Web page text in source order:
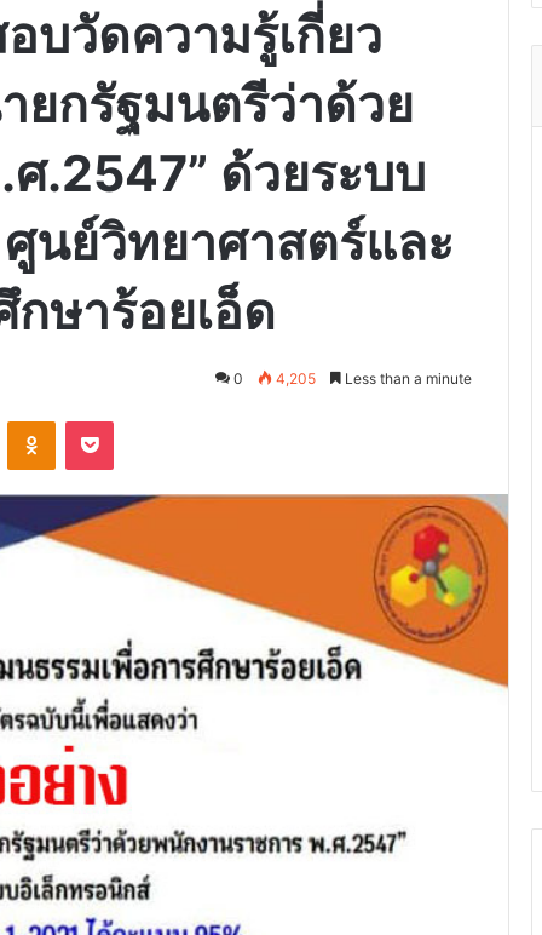
บวัดความรู้เกี่ยว
ยกรัฐมนตรีว่าด้วย
.2547” ด้วยระบบ
นย์วิทยาศาสตร์และ
ษาร้อยเอ็ด
0 4,205 Less than a minute
Odnoklassniki
Pocket